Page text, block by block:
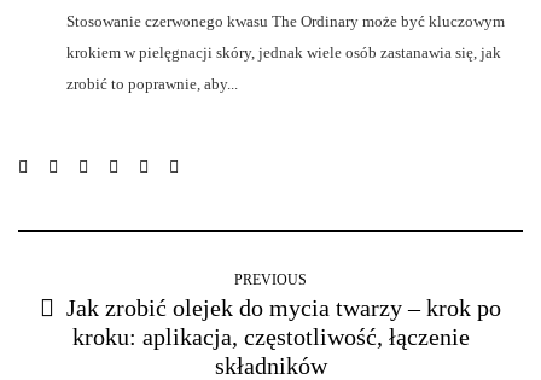
Stosowanie czerwonego kwasu The Ordinary może być kluczowym
krokiem w pielęgnacji skóry, jednak wiele osób zastanawia się, jak
zrobić to poprawnie, aby...
PREVIOUS
Jak zrobić olejek do mycia twarzy – krok po
kroku: aplikacja, częstotliwość, łączenie
składników